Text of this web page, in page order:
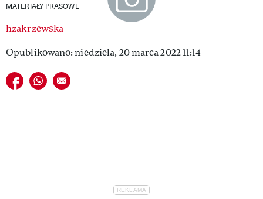
Wideo
Nasze akcje
VIVA!ART
VIVA!MODA
MATERIAŁY PRASOWE
hzakrzewska
Opublikowano: niedziela, 20 marca 2022 11:14
Udostępnij na facebook
Udostępnij na whatsapp
E-mail do przyjaciela